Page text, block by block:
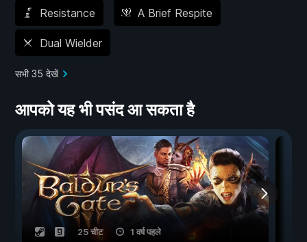
Resistance A Brief Respite
Dual Wielder
सभी 35 देखें
आपको यह भी पसंद आ सकता है
25 चीट 1 वर्ष पहले